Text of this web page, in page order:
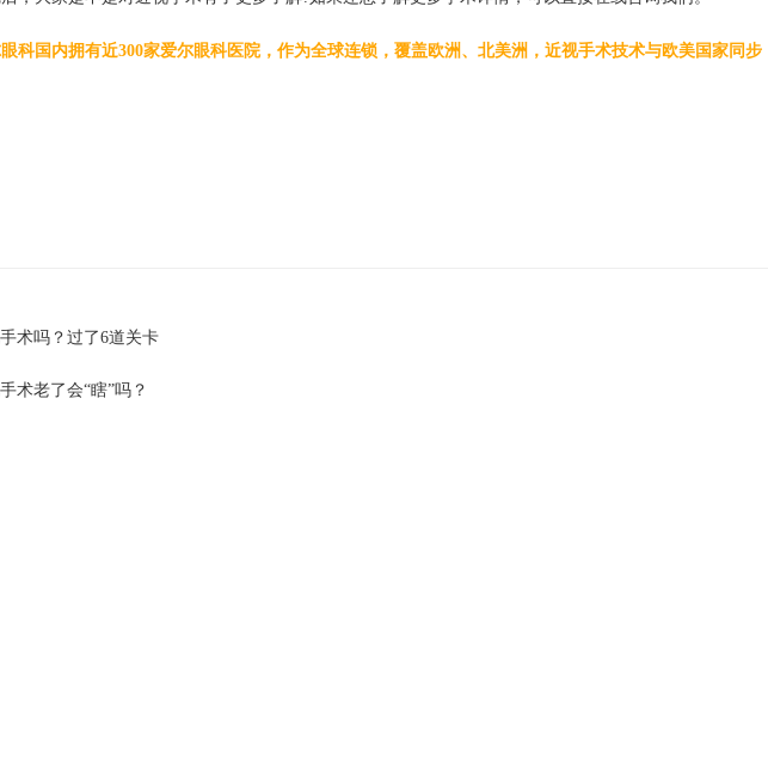
科国内拥有近300家爱尔眼科医院，作为全球连锁，覆盖欧洲、北美洲，近视手术技术与欧美国家同步
术吗？过了6道关卡
术老了会“瞎”吗？